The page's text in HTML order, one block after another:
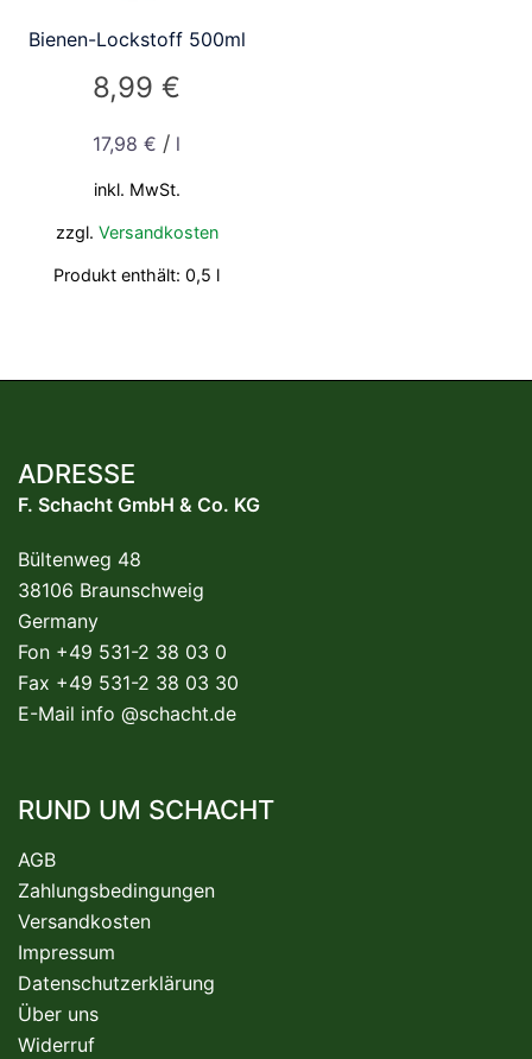
Bienen-Lockstoff 500ml
8,99€
17,98€ / l
inkl. MwSt.
zzgl. Versandkosten
Produkt enthält: 0,5 l
ADRESSE
F. Schacht GmbH & Co. KG
Bültenweg 48
38106 Braunschweig
Germany
Fon +49 531-2 38 03 0
Fax +49 531-2 38 03 30
E-Mail info @schacht.de
RUND UM SCHACHT
AGB
Zahlungsbedingungen
Versandkosten
Impressum
Datenschutzerklärung
Über uns
Widerruf